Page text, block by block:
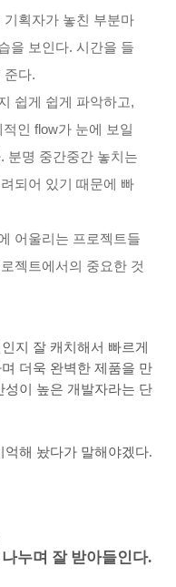
획자가 놓친 부분마
을 보인다. 시간을 들
준다.
쉽게 쉽게 파악하고,
인 flow가 눈에 보일
분명 중간중간 놓치는
되어 있기 때문에 빠
어울리는 프로젝트들
젝트에서의 중요한 것
지 잘 캐치해서 빠르게
더욱 완벽한 제품을 만
성이 높은 개발자라는 단
해 놨다가 말해야겠다.
누며 잘 받아들인다.